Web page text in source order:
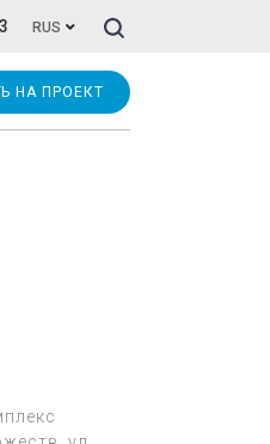
RUS Искать!
НА ПРОЕКТ